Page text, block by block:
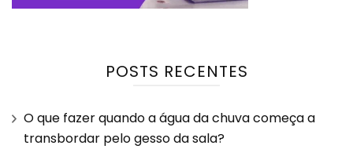
POSTS RECENTES
O que fazer quando a água da chuva começa a
transbordar pelo gesso da sala?